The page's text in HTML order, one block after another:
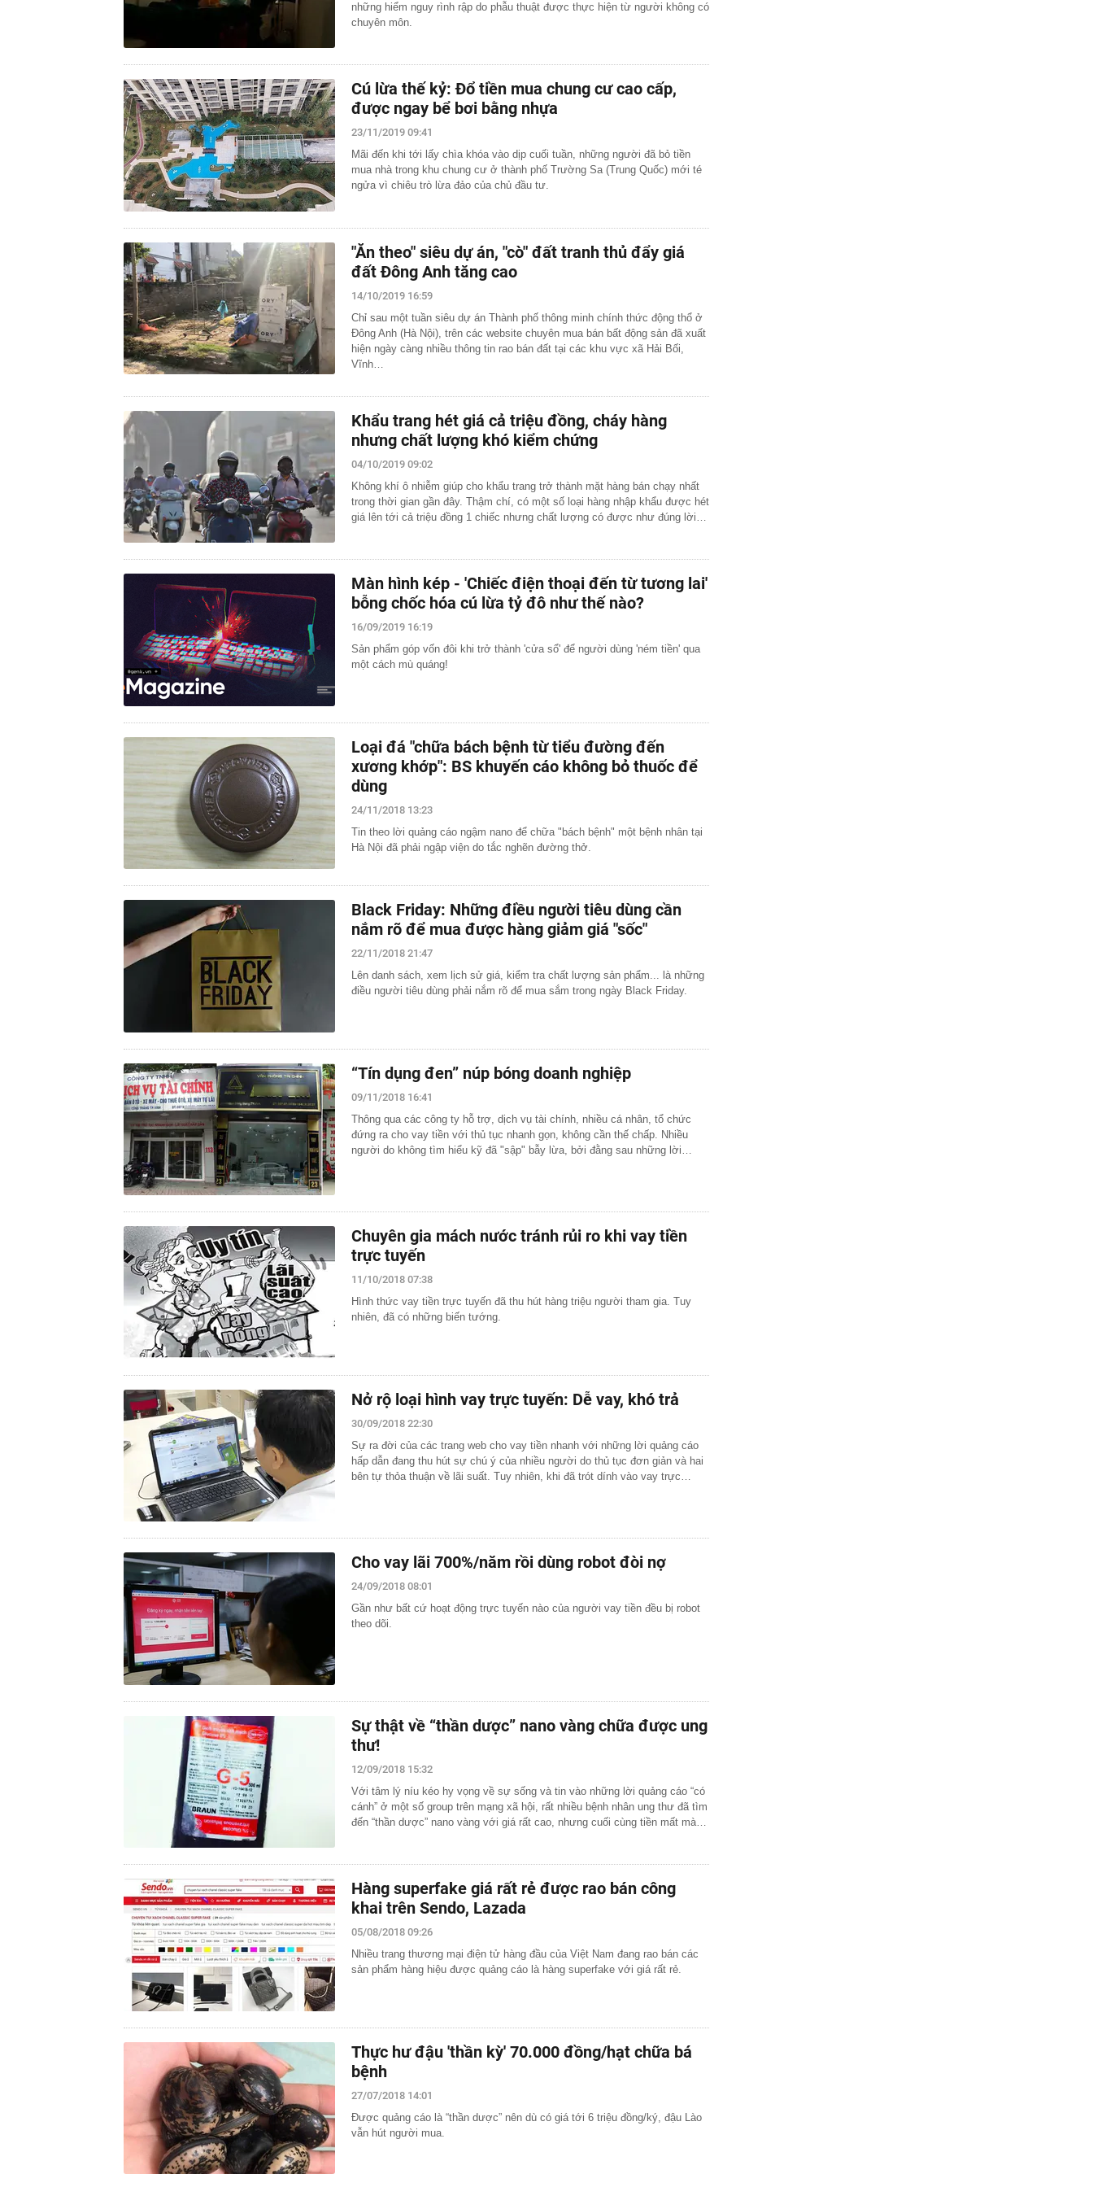
những hiểm nguy rình rập do phẫu thuật được thực hiện từ người không có
chuyên môn.
Cú lừa thế kỷ: Đổ tiền mua chung cư cao cấp,
được ngay bể bơi bằng nhựa
23/11/2019 09:41
Mãi đến khi tới lấy chìa khóa vào dịp cuối tuần, những người đã bỏ tiền
mua nhà trong khu chung cư ở thành phố Trường Sa (Trung Quốc) mới té
ngửa vì chiêu trò lừa đảo của chủ đầu tư.
"Ăn theo" siêu dự án, "cò" đất tranh thủ đẩy giá
đất Đông Anh tăng cao
14/10/2019 16:59
Chỉ sau một tuần siêu dự án Thành phố thông minh chính thức động thổ ở
Đông Anh (Hà Nội), trên các website chuyên mua bán bất động sản đã xuất
hiện ngày càng nhiều thông tin rao bán đất tại các khu vực xã Hải Bối,
Vĩnh…
Khẩu trang hét giá cả triệu đồng, cháy hàng
nhưng chất lượng khó kiểm chứng
04/10/2019 09:02
Không khí ô nhiễm giúp cho khẩu trang trở thành mặt hàng bán chạy nhất
trong thời gian gần đây. Thậm chí, có một số loại hàng nhập khẩu được hét
giá lên tới cả triệu đồng 1 chiếc nhưng chất lượng có được như đúng lời…
Màn hình kép - 'Chiếc điện thoại đến từ tương lai'
bỗng chốc hóa cú lừa tỷ đô như thế nào?
16/09/2019 16:19
Sản phẩm góp vốn đôi khi trở thành 'cửa sổ' để người dùng 'ném tiền' qua
một cách mù quáng!
Loại đá "chữa bách bệnh từ tiểu đường đến
xương khớp": BS khuyến cáo không bỏ thuốc để
dùng
24/11/2018 13:23
Tin theo lời quảng cáo ngậm nano để chữa "bách bệnh" một bệnh nhân tại
Hà Nội đã phải ngập viện do tắc nghẽn đường thở.
Black Friday: Những điều người tiêu dùng cần
nắm rõ để mua được hàng giảm giá "sốc"
22/11/2018 21:47
Lên danh sách, xem lịch sử giá, kiểm tra chất lượng sản phẩm... là những
điều người tiêu dùng phải nắm rõ để mua sắm trong ngày Black Friday.
“Tín dụng đen” núp bóng doanh nghiệp
09/11/2018 16:41
Thông qua các công ty hỗ trợ, dịch vụ tài chính, nhiều cá nhân, tổ chức
đứng ra cho vay tiền với thủ tục nhanh gọn, không cần thế chấp. Nhiều
người do không tìm hiểu kỹ đã "sập" bẫy lừa, bởi đằng sau những lời…
Chuyên gia mách nước tránh rủi ro khi vay tiền
trực tuyến
11/10/2018 07:38
Hình thức vay tiền trực tuyến đã thu hút hàng triệu người tham gia. Tuy
nhiên, đã có những biến tướng.
Nở rộ loại hình vay trực tuyến: Dễ vay, khó trả
30/09/2018 22:30
Sự ra đời của các trang web cho vay tiền nhanh với những lời quảng cáo
hấp dẫn đang thu hút sự chú ý của nhiều người do thủ tục đơn giản và hai
bên tự thỏa thuận về lãi suất. Tuy nhiên, khi đã trót dính vào vay trực…
Cho vay lãi 700%/năm rồi dùng robot đòi nợ
24/09/2018 08:01
Gần như bất cứ hoạt động trực tuyến nào của người vay tiền đều bị robot
theo dõi.
Sự thật về “thần dược” nano vàng chữa được ung
thư!
12/09/2018 15:32
Với tâm lý níu kéo hy vọng về sự sống và tin vào những lời quảng cáo “có
cánh” ở một số group trên mạng xã hội, rất nhiều bệnh nhân ung thư đã tìm
đến “thần dược” nano vàng với giá rất cao, nhưng cuối cùng tiền mất mà…
Hàng superfake giá rất rẻ được rao bán công
khai trên Sendo, Lazada
05/08/2018 09:26
Nhiều trang thương mại điện tử hàng đầu của Việt Nam đang rao bán các
sản phẩm hàng hiệu được quảng cáo là hàng superfake với giá rất rẻ.
Thực hư đậu 'thần kỳ' 70.000 đồng/hạt chữa bá
bệnh
27/07/2018 14:01
Được quảng cáo là “thần dược” nên dù có giá tới 6 triệu đồng/ký, đậu Lào
vẫn hút người mua.